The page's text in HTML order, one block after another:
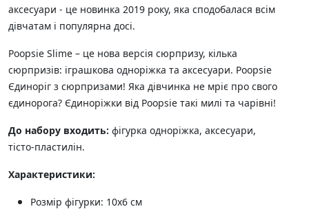
аксесуари - це новинка 2019 року, яка сподобалася всім
дівчатам і популярна досі.
Poopsie Slime – це нова версія сюрпризу, кілька
сюрпризів: іграшкова одноріжка та аксесуари. Poopsie
Єдиноріг з сюрпризами! Яка дівчинка не мріє про свого
єдинорога? Єдиноріжки від Poopsie такі милі та чарівні!
До набору входить: фігурка одноріжка, аксесуари,
тісто-пластилін.
Характеристики:
Розмір фігурки: 10х6 см